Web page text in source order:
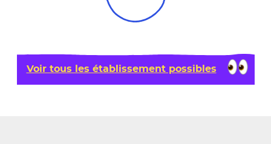
Voir tous les établissement possibles